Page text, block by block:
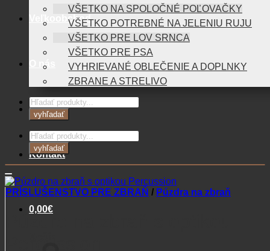
Veľkoobchod
O nás
Blog
Kontakt
0,00€
VŠETKO NA SPOLOČNÉ POĽOVAČKY
VŠETKO POTREBNÉ NA JELENIU RUJU
VŠETKO PRE LOV SRNCA
VŠETKO PRE PSA
VYHRIEVANÉ OBLEČENIE A DOPLNKY
ZBRANE A STRELIVO
Products
search
vyhľadať
Products
search
vyhľadať
PRÍSLUŠENSTVO PRE ZBRAŇ / Púzdra na zbraň